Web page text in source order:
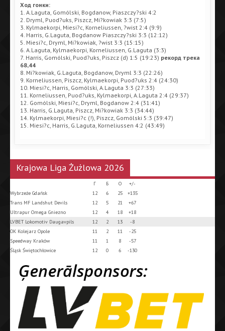
Ход гонки:
1. A.Laguta, Gomólski, Bogdanow, Piaszczy?ski 4:2
2. Dryml, Puod?uks, Piszcz, Mi?kowiak 3:3 (7:5)
3. Kylmaekorpi, Miesi?c, Korneliussen, ?wist 2:4 (9:9)
4. Harris, G.Laguta, Bogdanow Piaszczy?ski 3:3 (12:12)
5. Miesi?c, Dryml, Mi?kowiak, ?wist 3:3 (15:15)
6. A.Laguta, Kylmaekorpi, Korneliussen, G.Laguta (3:3)
7. Harris, Gomólski, Puod?uks, Piszcz (d) 1:5 (19:23) рекорд трека
68,44
8. Mi?kowiak, G.Laguta, Bogdanow, Dryml 3:3 (22:26)
9. Korneliussen, Piszcz, Kylmaekorpi, Puod?uks 2:4 (24:30)
10. Miesi?c, Harris, Gomólski, A.Laguta 3:3 (27:33)
11. Korneliussen, Puod?uks, Kylmaekorpi, A.Laguta 2:4 (29:37)
12. Gomólski, Miesi?c, Dryml, Bogdanow 2:4 (31:41)
13. Harris, G.Laguta, Piszcz, Mi?kowiak 3:3 (34:44)
14. Kylmaekorpi, Miesi?c (!), Piszcz, Gomólski 5:3 (39:47)
15. Miesi?c, Harris, G.Laguta, Korneliussen 4:2 (43:49)
Krajowa Liga Żużlowa 2026
Г Б О
+/-
Wybrzeże Gdańsk
12 6 25
+135
Trans MF Landshut Devils
12 5 21
+67
Ultrapur Omega Gniezno
12 4 18
+18
LVBET Lokomotiv Daugavpils
12 2 13
-8
OK Kolejarz Opole
11 2 11
-25
Speedway Kraków
11 1 8
-57
Śląsk Świętochłowice
12 0 6 -130